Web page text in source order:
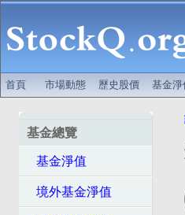
首頁 市場動態 歷史股價 基金淨
基金總覽
基金淨值
境外基金淨值